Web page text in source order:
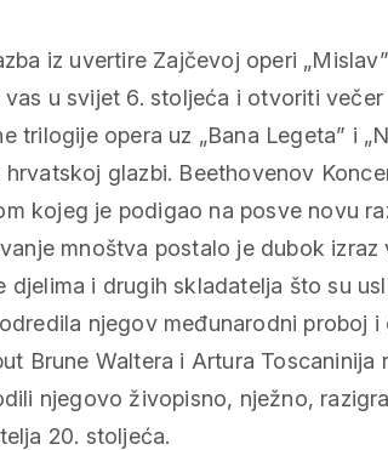
iz uvertire Zajčevoj operi
u svijet 6. stoljeća i otvoriti
trilogije opera uz „Bana Legeta” i
glazbi. Beethovenov
kojeg je podigao na posve novu
mnoštva postalo je dubok
djelima i drugih skladatelja što su
njegov međunarodni proboj
Brune Waltera i Artura
njegovo živopisno, nježno,
20. stoljeća.